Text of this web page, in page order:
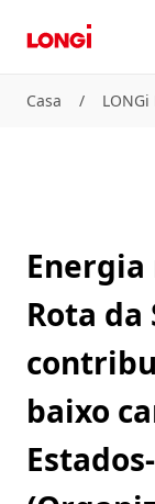
Casa / LONGi
Rota da
baixo